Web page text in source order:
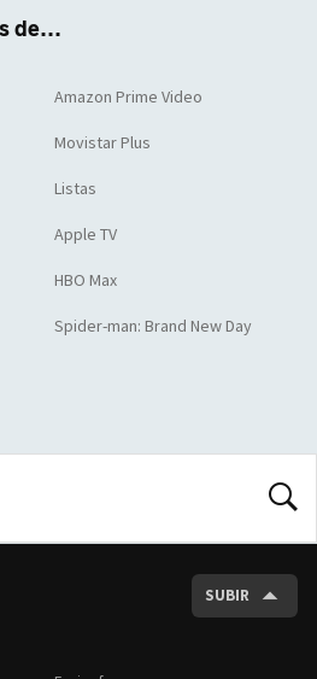
de...
Amazon Prime Video
Movistar Plus
Listas
Apple TV
HBO Max
Spider-man: Brand New Day
SUBIR